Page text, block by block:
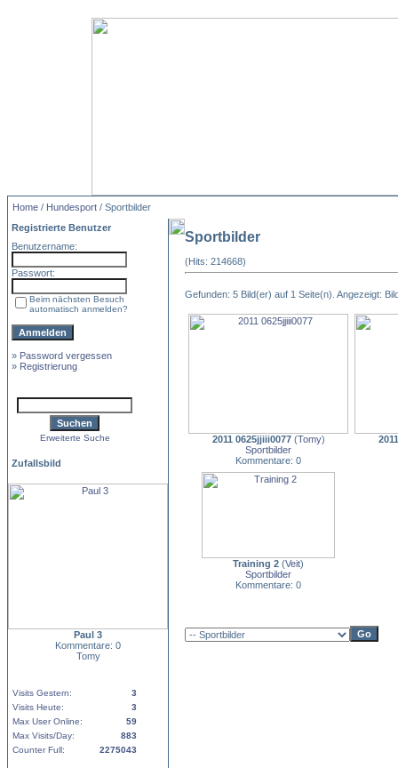
Home / Hundesport / Sportbilder
Registrierte Benutzer
Benutzername:
Passwort:
Beim nächsten Besuch
automatisch anmelden?
» Password vergessen
» Registrierung
Erweiterte Suche
Zufallsbild
Paul 3
Kommentare: 0
Tomy
Visits Gestern:
3
Visits Heute:
3
Max User Online:
59
Max Visits/Day:
883
Counter Full:
2275043
Sportbilder
(Hits: 214668)
Gefunden: 5 Bild(er) auf 1 Seite(n). Angezeigt:
2011 0625jjiii0077(Tomy)
Sportbilder
Kommentare: 0
Training 2 (Veit)
Sportbilder
Kommentare: 0